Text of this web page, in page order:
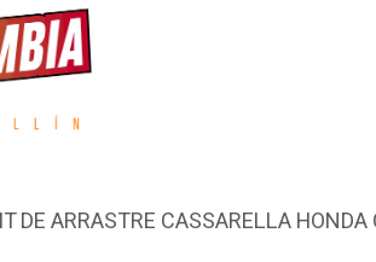
REPUESTOS
DE ARRASTRE CASSARELLA